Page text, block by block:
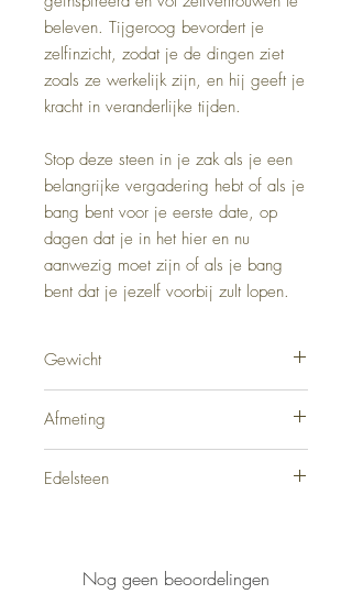
beleven. Tijgeroog bevordert je
zelfinzicht, zodat je de dingen ziet
zoals ze werkelijk zijn, en hij geeft je
kracht in veranderlijke tijden.
Stop deze steen in je zak als je een
belangrijke vergadering hebt of als je
bang bent voor je eerste date, op
dagen dat je in het hier en nu
aanwezig moet zijn of als je bang
bent dat je jezelf voorbij zult lopen.
Gewicht
Afmeting
Edelsteen
Nog geen beoordelingen